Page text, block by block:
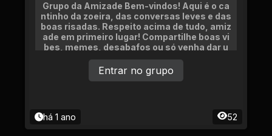
Grupo da Amizade Bem-vindos! Aqui é o ca
ntinho da zoeira, das conversas leves e das
boas risadas. Respeito acima de tudo, amiz
ade em primeiro lugar! Compartilhe boas vi
bes, memes, desabafos ou só venha dar u
m oi!
há 1 ano 52
Entrar no grupo